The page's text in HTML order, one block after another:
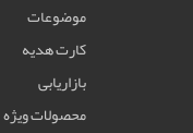
موضوعات
کارت هدیه
بازاریابی
محصولات ویژه